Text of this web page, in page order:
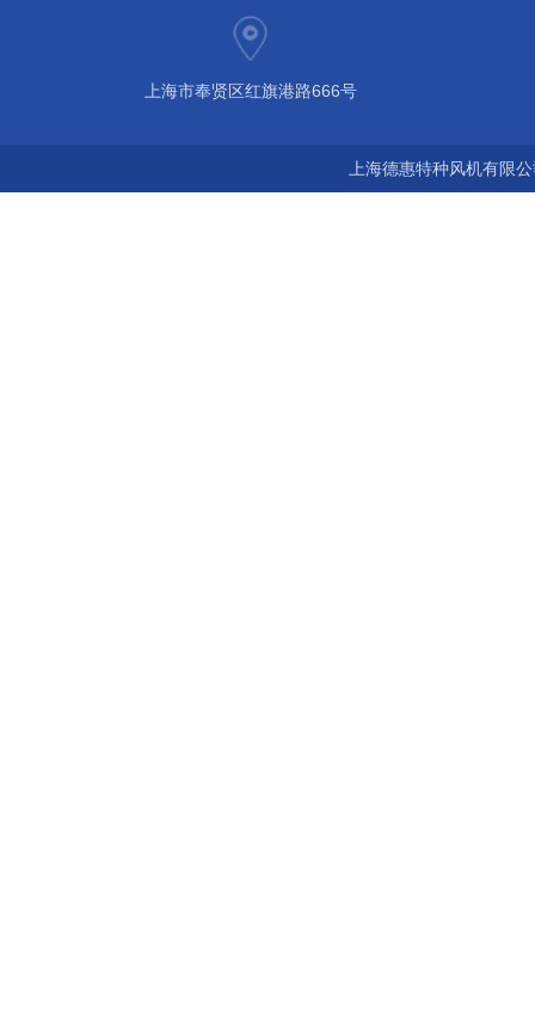
上海市奉贤区红旗港路666号
上海德惠特种风机有限